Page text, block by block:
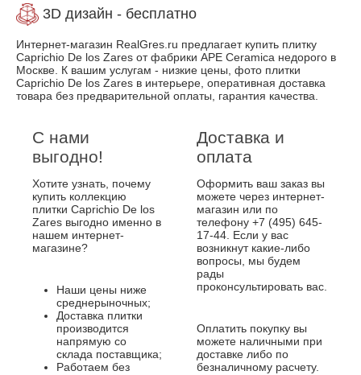
3D дизайн - бесплатно
Интернет-магазин RealGres.ru предлагает купить плитку
Caprichio De los Zares от фабрики APE Ceramica недорого в
Москве. К вашим услугам - низкие цены, фото плитки
Caprichio De los Zares в интерьере, оперативная доставка
товара без предварительной оплаты, гарантия качества.
С нами
выгодно!
Хотите узнать, почему
купить коллекцию
плитки Caprichio De los
Zares выгодно именно в
нашем интернет-
магазине?
Наши цены ниже
среднерыночных;
Доставка плитки
производится
напрямую со
склада поставщика;
Работаем без
Доставка и
оплата
Оформить ваш заказ вы
можете через интернет-
магазин или по
телефону +7 (495) 645-
17-44. Если у вас
возникнут какие-либо
вопросы, мы будем
рады
проконсультировать вас.
Оплатить покупку вы
можете наличными при
доставке либо по
безналичному расчету.